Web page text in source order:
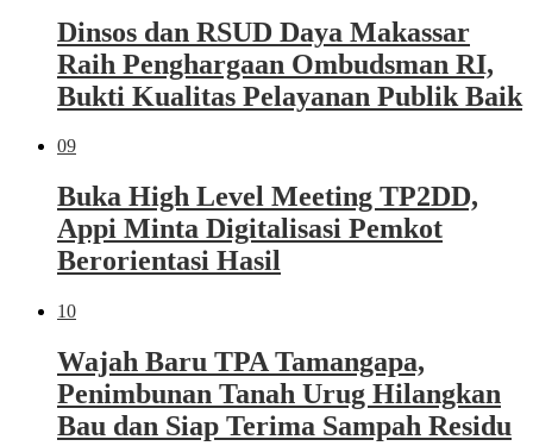
Dinsos dan RSUD Daya Makassar
Raih Penghargaan Ombudsman RI,
Bukti Kualitas Pelayanan Publik Baik
09
Buka High Level Meeting TP2DD,
Appi Minta Digitalisasi Pemkot
Berorientasi Hasil
10
Wajah Baru TPA Tamangapa,
Penimbunan Tanah Urug Hilangkan
Bau dan Siap Terima Sampah Residu